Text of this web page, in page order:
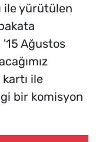
ile yürütülen
'15 Ağustos
ile
bir komisyon